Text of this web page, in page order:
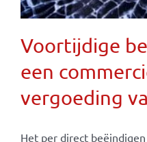
Voortijdige
een
vergoeding
Het per direct